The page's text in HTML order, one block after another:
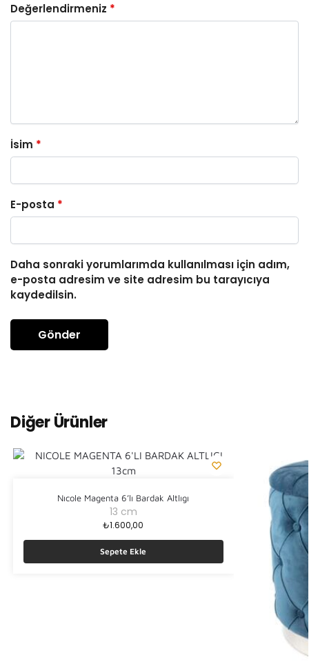
Değerlendirmeniz *
İsim *
E-posta *
Daha sonraki yorumlarımda kullanılması için adım,
e-posta adresim ve site adresim bu tarayıcıya
kaydedilsin.
Diğer Ürünler
Nıcole Magenta 6’lı Bardak Altlıgı
13 cm
₺1.600,00
Sepete Ekle